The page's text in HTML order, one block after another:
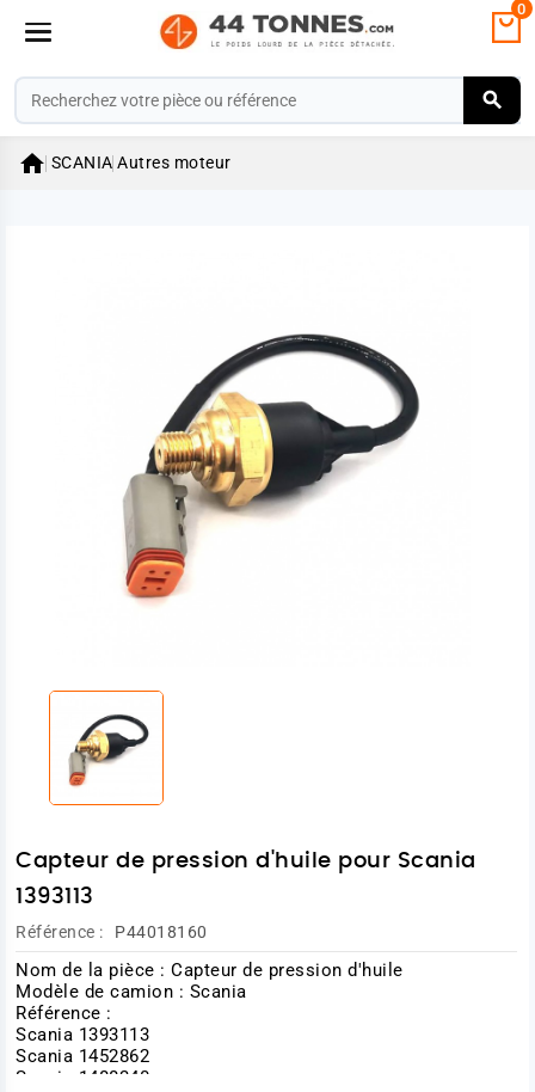
0
 SCANIA Autres moteur
Capteur de pression d'huile pour Scania
1393113
Référence : P44018160
Nom de la pièce : Capteur de pression d'huile
Modèle de camion : Scania
Référence :
Scania 1393113
Scania 1452862
Scania 1488340